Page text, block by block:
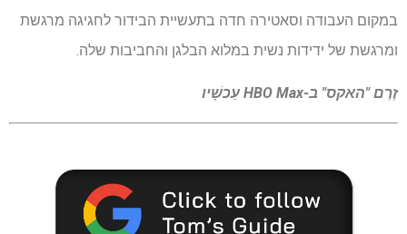
במקום העבודה וסאטירה חדה בתעשיית הבידור לחגיגה מרגשת
ומרגשת של ידידות נשית במלוא הבלגן והחביבות שלה.
זֶרֶם"האקס" ב-HBO Max עַכשָׁיו